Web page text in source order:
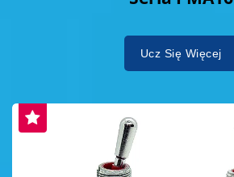
Ucz Się Więcej